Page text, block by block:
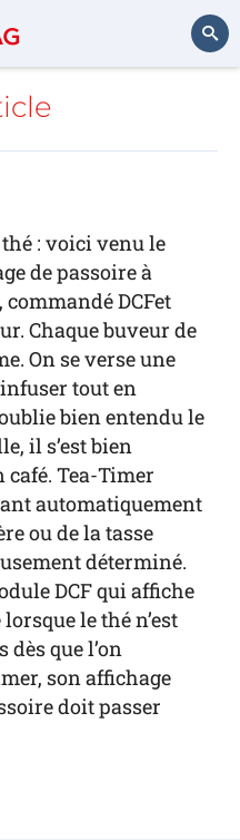
: voici venu le
de passoire à
DCFet
Chaque buveur de
On se verse une
tout en
bien entendu le
il s’est bien
Tea-Timer
automatiquement
ou de la tasse
déterminé.
DCF qui affiche
le thé n’est
que l’on
son affichage
doit passer